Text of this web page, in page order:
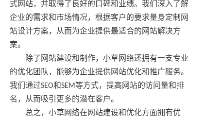
式网站，并取得了良好的口碑和业绩。我们深入了解
企业的需求和市场情况，根据客户的要求量身定制网
站设计方案，从而为企业提供最适合的网站解决方
案。
除了网站建设和制作，小草网络还拥有一支专业
的优化团队，能够为企业提供网站优化和推广服务。
我们通过SEO和SEM等方式，提高网站的访问量和排
名，从而吸引更多的潜在客户。
总之，小草网络在网站建设和优化方面拥有优